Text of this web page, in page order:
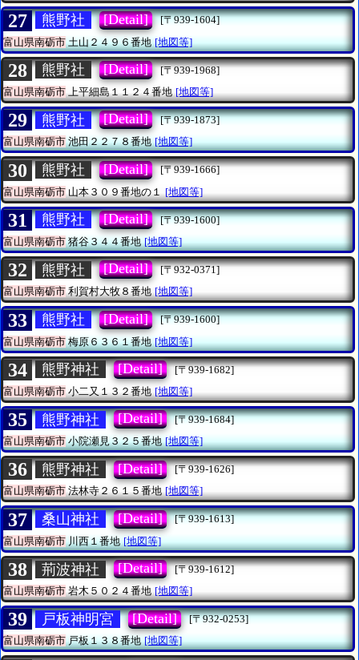
27 熊野社 [Detail]
[〒939-1604]
富山県南砺市土山２４９６番地 [地図等]
28 熊野社 [Detail]
[〒939-1968]
富山県南砺市 上平細島１１２４番地 [地図等]
29 熊野社 [Detail]
[〒939-1873]
富山県南砺市池田２２７８番地 [地図等]
30 熊野社 [Detail]
[〒939-1666]
富山県南砺市 山本３０９番地の１ [地図等]
31 熊野社 [Detail]
[〒939-1600]
富山県南砺市猪谷３４４番地 [地図等]
32 熊野社 [Detail]
[〒932-0371]
富山県南砺市利賀村大牧８番地 [地図等]
33 熊野社 [Detail]
[〒939-1600]
富山県南砺市梅原６３６１番地 [地図等]
34 熊野神社 [Detail]
[〒939-1682]
富山県南砺市 小二又１３２番地 [地図等]
35 熊野神社 [Detail]
[〒939-1684]
富山県南砺市小院瀬見３２５番地 [地図等]
36 熊野神社 [Detail]
[〒939-1626]
富山県南砺市法林寺２６１５番地 [地図等]
37 桑山神社 [Detail]
[〒939-1613]
富山県南砺市川西１番地 [地図等]
38 荊波神社 [Detail]
[〒939-1612]
富山県南砺市岩木５０２４番地 [地図等]
39 戸板神明宮 [Detail]
[〒932-0253]
富山県南砺市戸板１３８番地 [地図等]